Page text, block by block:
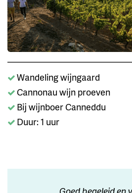
Wandeling wijngaard
Cannonau wijn proeven
Bij wijnboer Canneddu
Duur: 1 uur